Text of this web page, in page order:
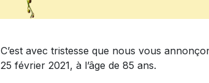
C’est avec tristesse que nous vous
25 février 2021, à l’âge de 85 ans.